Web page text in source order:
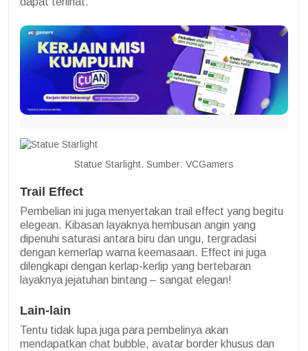
Statue Starlight. Sumber: VCGamers
Trail Effect
Pembelian ini juga menyertakan trail effect yang begitu
elegean. Kibasan layaknya hembusan angin yang
dipenuhi saturasi antara biru dan ungu, tergradasi
dengan kemerlap warna keemasaan. Effect ini juga
dilengkapi dengan kerlap-kerlip yang bertebaran
layaknya jejatuhan bintang – sangat elegan!
Lain-lain
Tentu tidak lupa juga para pembelinya akan
mendapatkan chat bubble, avatar border khusus dan